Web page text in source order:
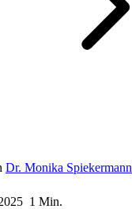
Dr. Monika Spiekermann
1 Min.